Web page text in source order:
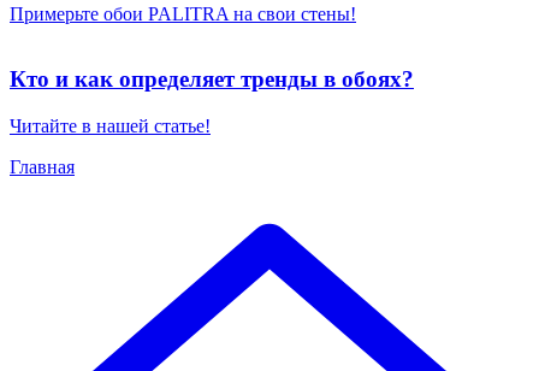
Примерьте обои PALITRA на свои стены!
Кто и как определяет тренды в обоях?
Читайте в нашей статье!
Главная